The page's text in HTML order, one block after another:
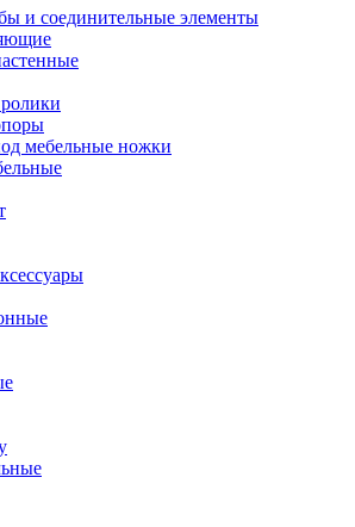
и соединительные элементы
мебельные ножки